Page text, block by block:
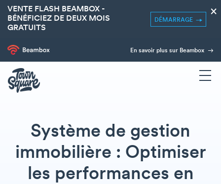
VENTE FLASH BEAMBOX -
BÉNÉFICIEZ DE DEUX MOIS
GRATUITS
DÉMARRAGE
×
En savoir plus sur Beambox
Système de gestion
immobilière : Optimiser
les performances en